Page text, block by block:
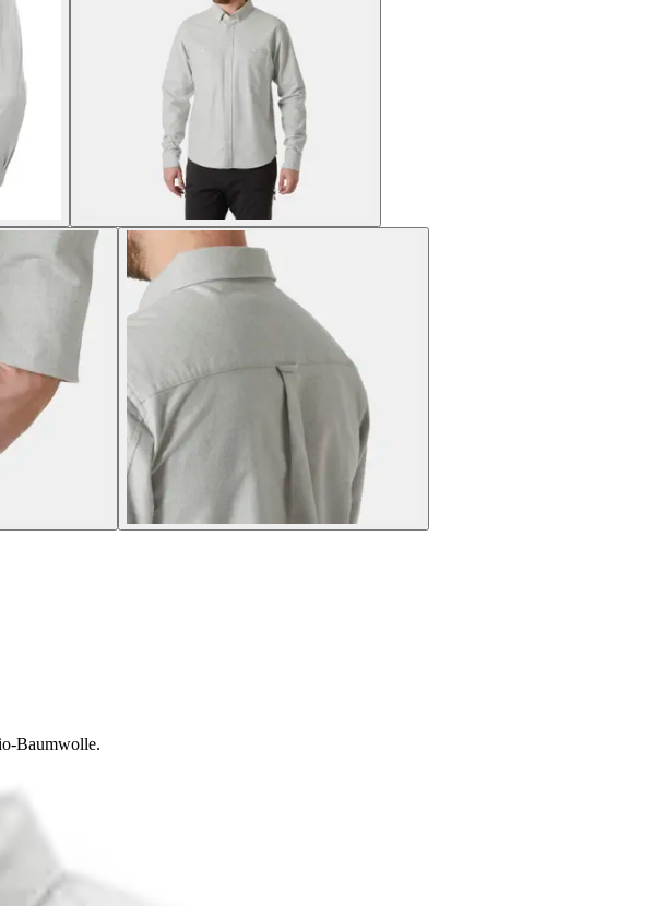
Baumwolle.